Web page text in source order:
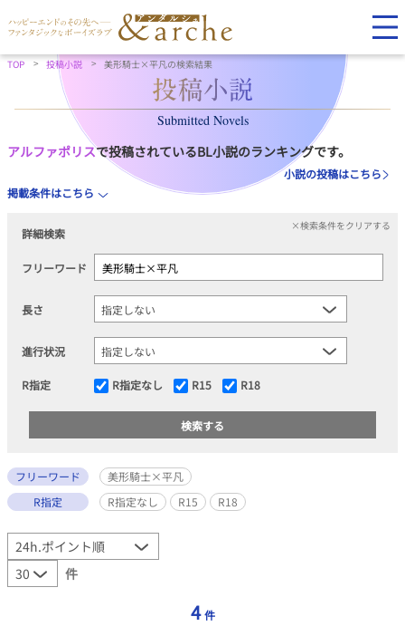
TOP 投稿小説 美形騎士×平凡の検索結果
Submitted Novels
アルファポリスで投稿されているBL小説のランキングです。
小説の投稿はこちら
掲載条件はこちら
詳細検索
×検索条件をクリアする
フリーワード
長さ
進行状況
R指定 R指定なし R15 R18
フリーワード
美形騎士×平凡
R指定
R指定なし R15 R18
件
4 件